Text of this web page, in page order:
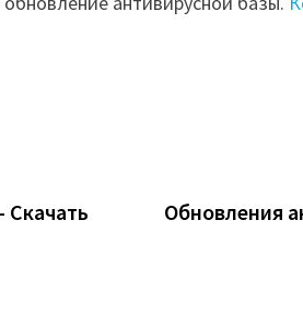
Скачать
Обновления